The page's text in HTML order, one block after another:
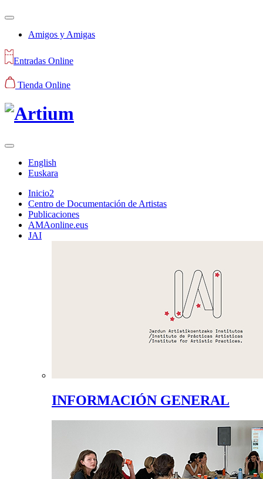
Amigos y Amigas
Entradas Online
Tienda Online
English
Euskara
Inicio2
Centro de Documentación de Artistas
Publicaciones
AMAonline.eus
JAI
INFORMACIÓN GENERAL